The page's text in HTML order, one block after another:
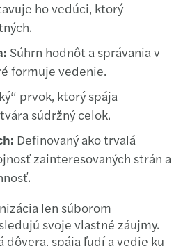
ho vedúci, ktorý
Súhrn hodnôt a správania v
formuje vedenie.
prvok, ktorý spája
súdržný celok.
Definovaný ako trvalá
zainteresovaných strán a
len súborom
svoje vlastné záujmy.
dôvera, spája ľudí a vedie ku